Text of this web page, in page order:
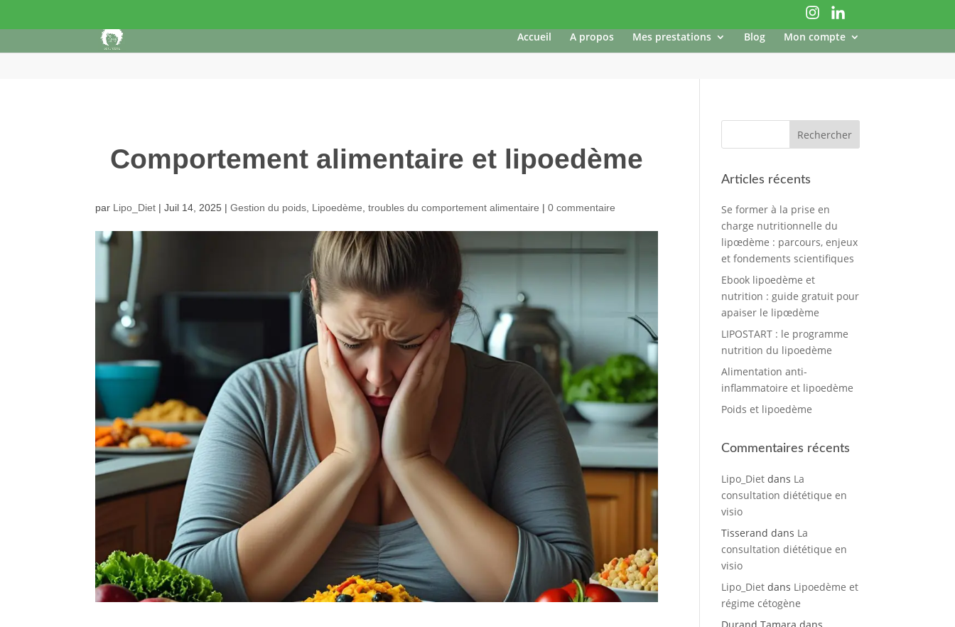
Accueil A propos Mes prestations Blog Mon compte
Comportement alimentaire et lipoedème
par Lipo_Diet |Juil 14, 2025 |Gestion du poids Lipoedème ,troubles du comportement alimentaire |0 commentaire
Articles récents
Se former à la prise en
charge nutritionnelle du
lipœdème : parcours, enjeux
et fondements scientifiques
Ebook lipoedème et
nutrition : guide gratuit pour
apaiser le lipœdème
LIPOSTART : le programme
nutrition du lipoedème
Alimentation anti-
inflammatoire et lipoedème
Poids et lipoedème
Commentaires récents
Lipo_Diet dans La
consultation diététique en
visio
Tisserand dans La
consultation diététique en
visio
Lipo_Diet dans Lipoedème et
régime cétogène
Durand Tamara dans